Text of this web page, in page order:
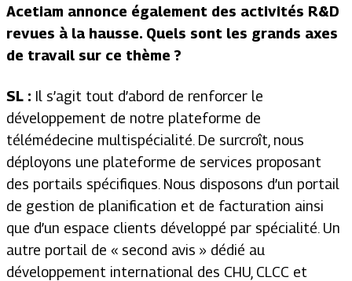
Acetiam annonce également des activités R&D
revues à la hausse. Quels sont les grands axes
de travail sur ce thème ?
SL : Il s’agit tout d’abord de renforcer le
développement de notre plateforme de
télémédecine multispécialité. De surcroît, nous
déployons une plateforme de services proposant
des portails spécifiques. Nous disposons d’un portail
de gestion de planification et de facturation ainsi
que d’un espace clients développé par spécialité. Un
autre portail de « second avis » dédié au
développement international des CHU, CLCC et